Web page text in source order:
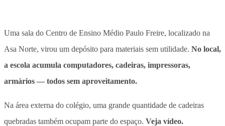
Uma sala do Centro de Ensino Médio Paulo Freire, localizado na
Asa Norte, virou um depósito para materiais sem utilidade. No local,
a escola acumula computadores, cadeiras, impressoras,
armários — todos sem aproveitamento.
Na área externa do colégio, uma grande quantidade de cadeiras
quebradas também ocupam parte do espaço. Veja vídeo.